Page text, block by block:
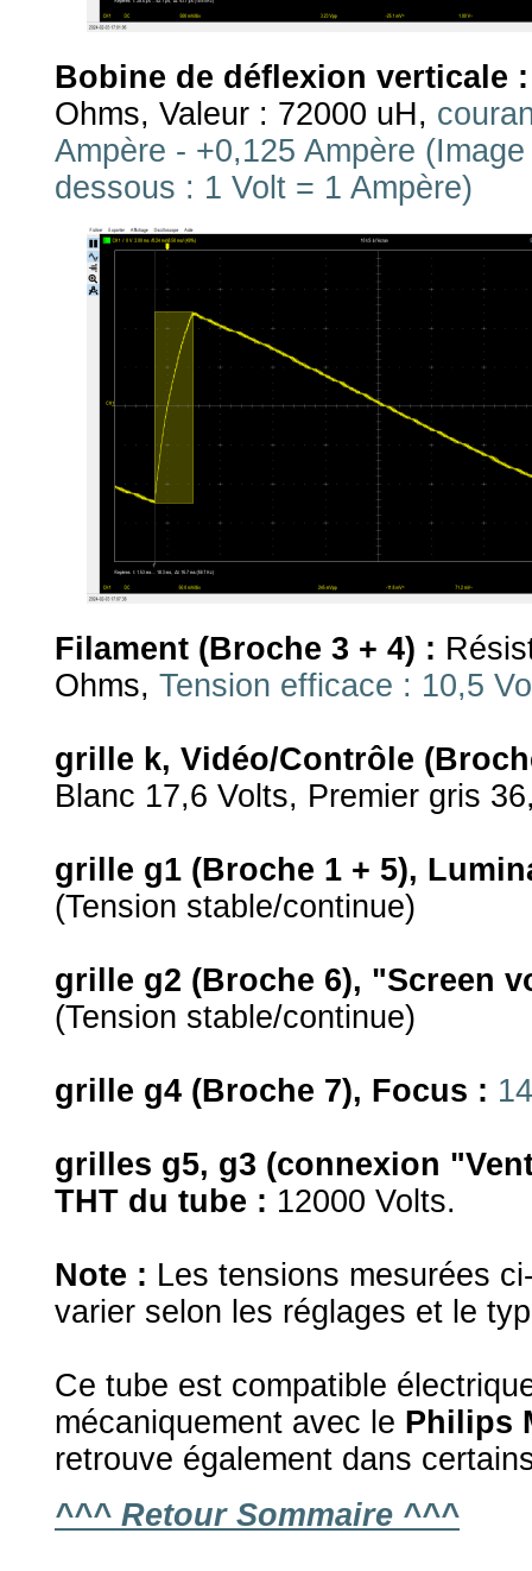
Bobine de déflexion verticale :
Ohms, Valeur : 72000 uH,
Ampère - +0,125 Ampère
dessous : 1 Volt = 1 Ampère)
Filament (Broche 3 + 4) :
Ohms, Tension efficace : 10,5
grille k, Vidéo/Contrôle
Blanc 17,6 Volts, Premier gris
grille g1 (Broche 1 + 5),
(Tension stable/continue)
grille g2 (Broche 6), "Screen
(Tension stable/continue)
grille g4 (Broche 7), Focus :
grilles g5, g3 (connexion
THT du tube : 12000 Volts.
Note : Les tensions mesurées
varier selon les réglages et le
Ce tube est compatible
mécaniquement avec le Philips
retrouve également dans
^^^ Retour Sommaire ^^^